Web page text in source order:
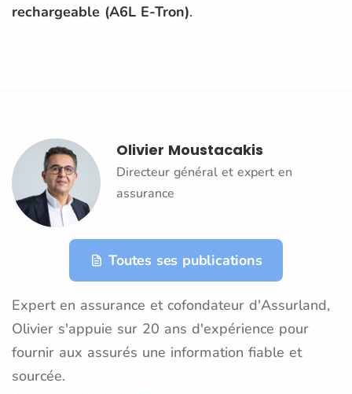
rechargeable (A6L E-Tron).
Olivier Moustacakis
Directeur général et expert en
assurance
Toutes ses publications
Expert en assurance et cofondateur d'Assurland,
Olivier s'appuie sur 20 ans d'expérience pour
fournir aux assurés une information fiable et
sourcée.